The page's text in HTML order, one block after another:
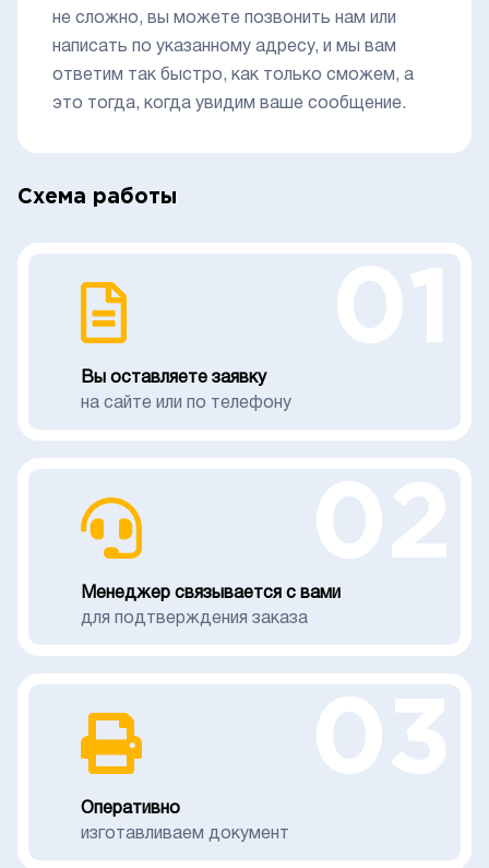
не сложно, вы можете позвонить нам или
написать по указанному адресу, и мы вам
ответим так быстро, как только сможем, а
это тогда, когда увидим ваше сообщение.
Схема работы
Вы оставляете заявку
на сайте или по телефону
Менеджер связывается с вами
для подтверждения заказа
Оперативно
изготавливаем документ